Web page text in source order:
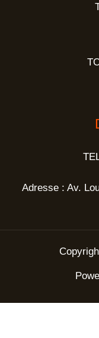
Adresse : Av.